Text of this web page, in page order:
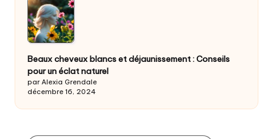
Beaux cheveux blancs et déjaunissement : Conseils
pour un éclat naturel
par Alexia Grendale
décembre 16, 2024